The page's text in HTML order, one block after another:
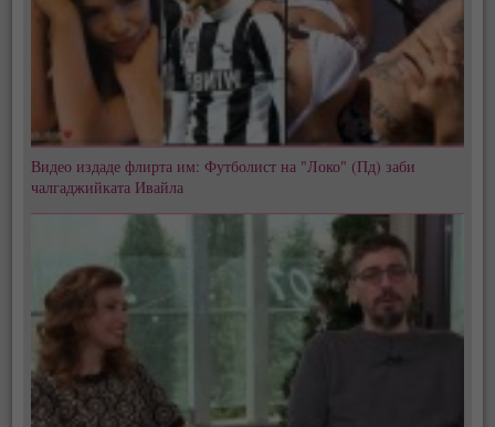
Видео издаде флирта им: Футболист на "Локо" (Пд) заби
чалгаджийката Ивайла